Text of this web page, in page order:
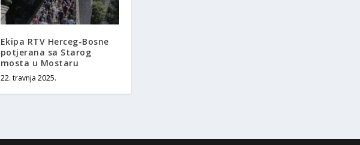
Ekipa RTV Herceg-Bosne
potjerana sa Starog
mosta u Mostaru
22. travnja 2025.